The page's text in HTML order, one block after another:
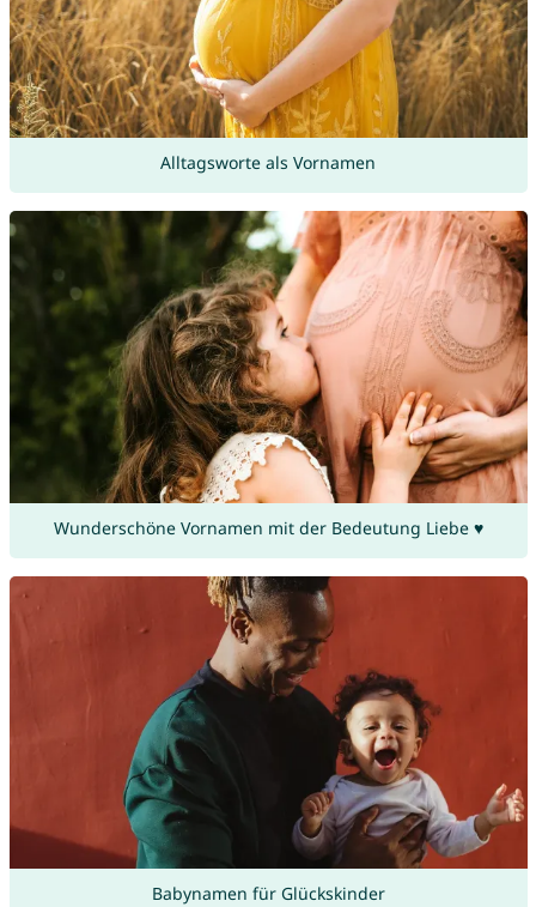
Alltagsworte als Vornamen
Wunderschöne Vornamen mit der Bedeutung Liebe ♥
Babynamen für Glückskinder